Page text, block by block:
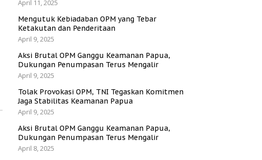
April 11, 2025
Mengutuk Kebiadaban OPM yang Tebar
Ketakutan dan Penderitaan
April 9, 2025
Aksi Brutal OPM Ganggu Keamanan Papua,
Dukungan Penumpasan Terus Mengalir
April 9, 2025
Tolak Provokasi OPM, TNI Tegaskan Komitmen
Jaga Stabilitas Keamanan Papua
April 9, 2025
Aksi Brutal OPM Ganggu Keamanan Papua,
Dukungan Penumpasan Terus Mengalir
April 8, 2025